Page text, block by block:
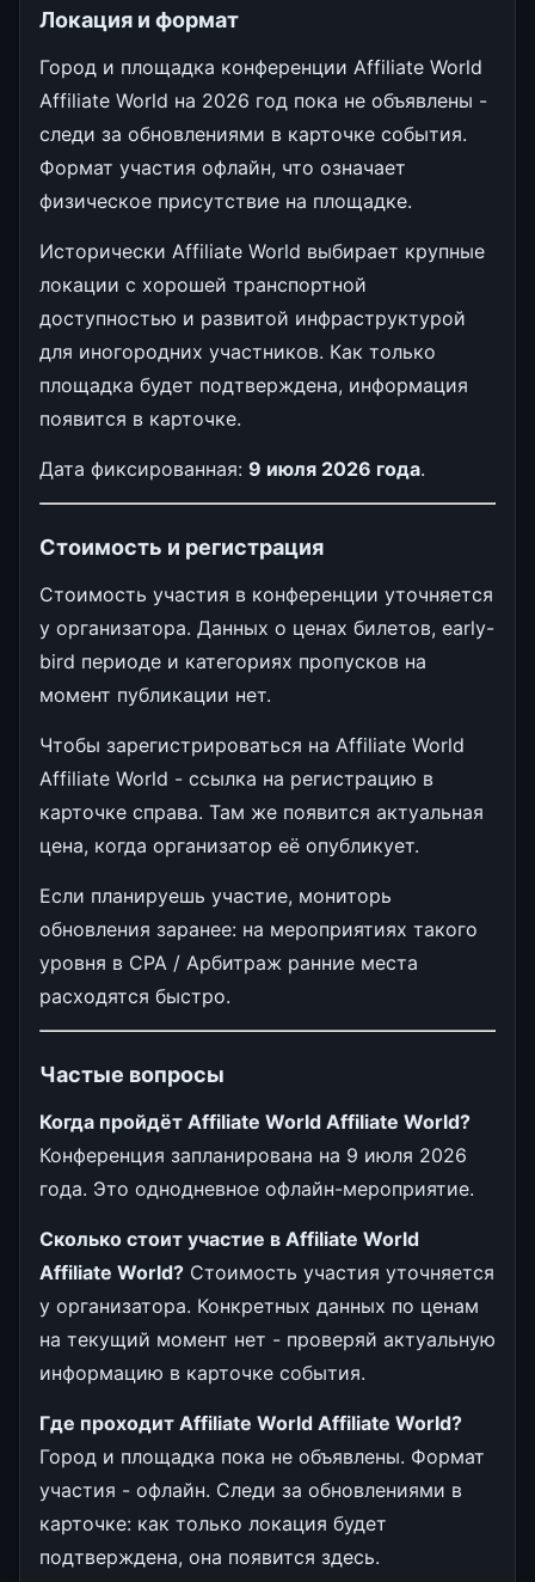
Локация и формат
Город и площадка конференции Affiliate World
Affiliate World на 2026 год пока не объявлены -
следи за обновлениями в карточке события.
Формат участия офлайн, что означает
физическое присутствие на площадке.
Исторически Affiliate World выбирает крупные
локации с хорошей транспортной
доступностью и развитой инфраструктурой
для иногородних участников. Как только
площадка будет подтверждена, информация
появится в карточке.
Дата фиксированная: 9 июля 2026 года.
Стоимость и регистрация
Стоимость участия в конференции уточняется
у организатора. Данных о ценах билетов, early-
bird периоде и категориях пропусков на
момент публикации нет.
Чтобы зарегистрироваться на Affiliate World
Affiliate World - ссылка на регистрацию в
карточке справа. Там же появится актуальная
цена, когда организатор её опубликует.
Если планируешь участие, мониторь
обновления заранее: на мероприятиях такого
уровня в CPA / Арбитраж ранние места
расходятся быстро.
Частые вопросы
Когда пройдёт Affiliate World Affiliate World?
Конференция запланирована на 9 июля 2026
года. Это однодневное офлайн-мероприятие.
Сколько стоит участие в Affiliate World
Affiliate World? Стоимость участия уточняется
у организатора. Конкретных данных по ценам
на текущий момент нет - проверяй актуальную
информацию в карточке события.
Где проходит Affiliate World Affiliate World?
Город и площадка пока не объявлены. Формат
участия - офлайн. Следи за обновлениями в
карточке: как только локация будет
подтверждена, она появится здесь.